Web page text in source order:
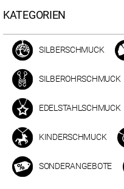
KATEGORIEN
SILBERSCHMUCK
SILBEROHRSCHMUCK
EDELSTAHLSCHMUCK
KINDERSCHMUCK
SONDERANGEBOTE